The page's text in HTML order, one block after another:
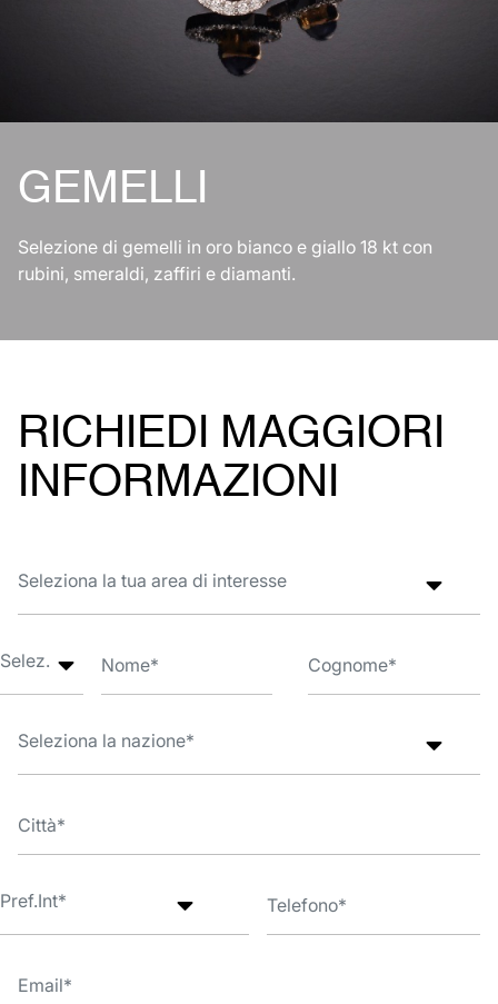
GEMELLI
Selezione di gemelli in oro bianco e giallo 18 kt con
rubini, smeraldi, zaffiri e diamanti.
RICHIEDI MAGGIORI
INFORMAZIONI